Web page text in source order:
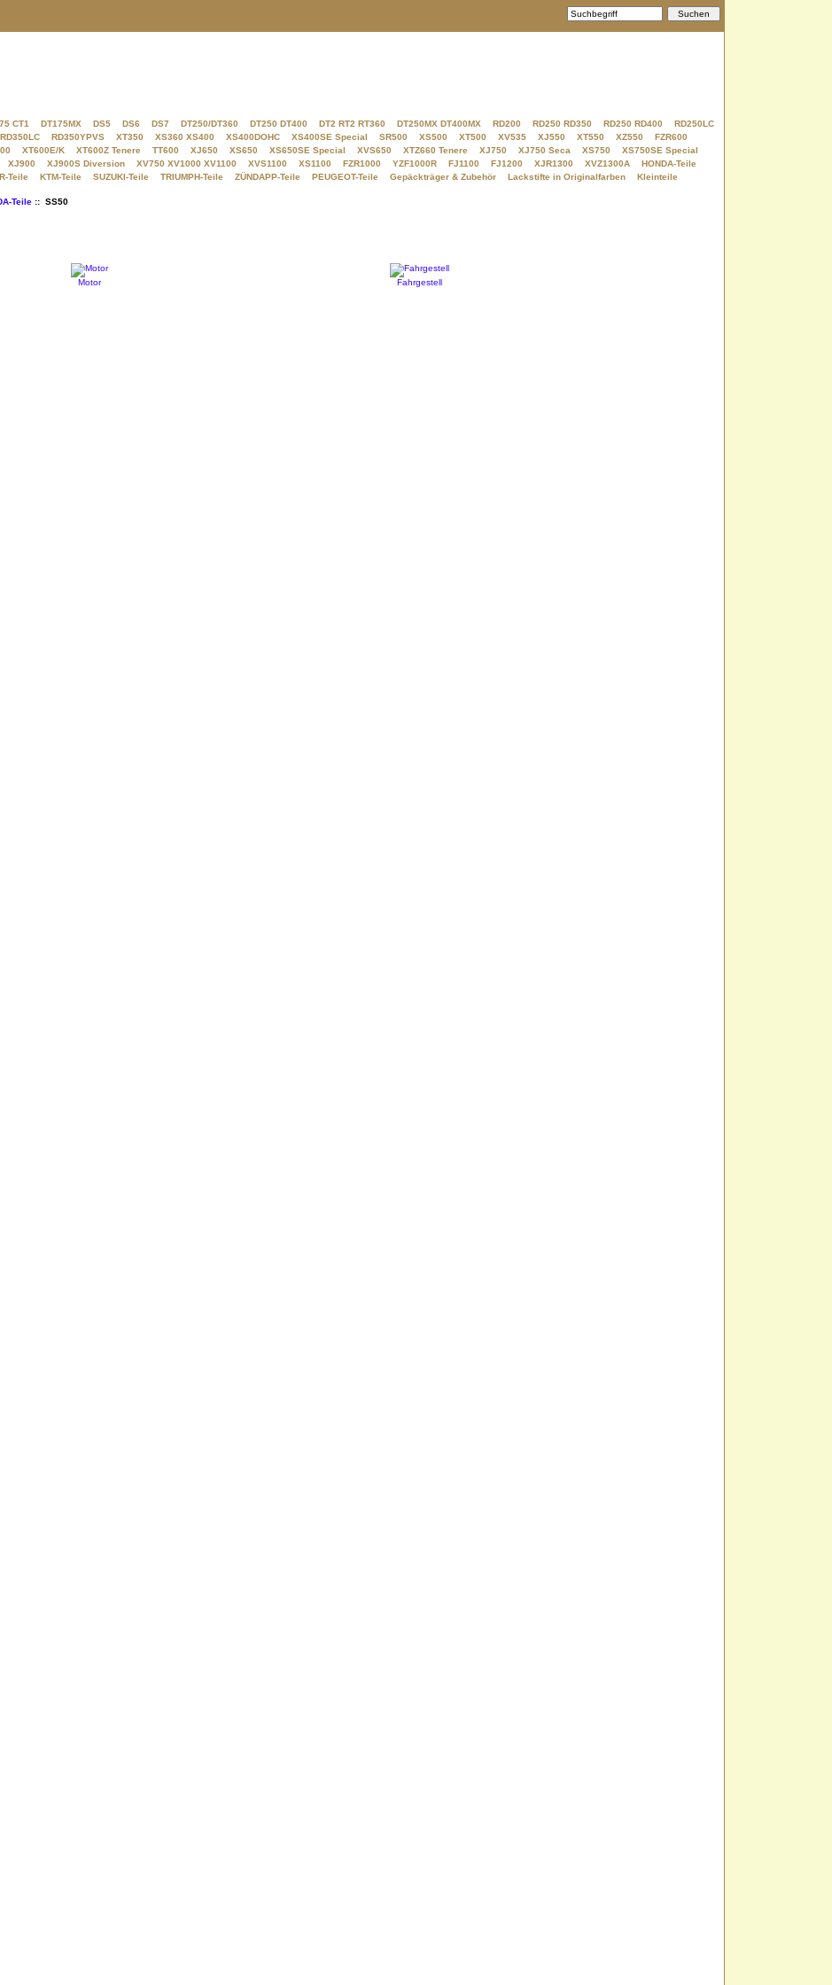
CT1 DT175MX DS5 DS6 DS7 DT250/DT360 DT250 DT400 DT2 RT2 RT360 DT250MX DT400MX RD200 RD250 RD350 RD250 RD400
RD250LC
RD350LC RD350YPVS XT350 XS360 XS400 XS400DOHC XS400SE Special SR500 XS500 XT500 XV535 XJ550 XT550 XZ550
FZR600
XT600E/K XT600Z Tenere TT600 XJ650 XS650 XS650SE Special XVS650 XTZ660 Tenere XJ750 XJ750 Seca XS750
XS750SE Special
XJ900 XJ900S Diversion XV750 XV1000 XV1100 XVS1100 XS1100 FZR1000 YZF1000R FJ1100 FJ1200 XJR1300 XVZ1300A
HONDA-Teile
Teile KTM-Teile SUZUKI-Teile TRIUMPH-Teile ZÜNDAPP-Teile PEUGEOT-Teile Gepäckträger & Zubehör Lackstifte in Originalfarben Kleinteile
Teile:: SS50
Motor Fahrgestell